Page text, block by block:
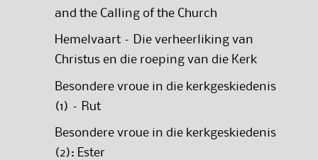
and the Calling of the Church
Hemelvaart – Die verheerliking van
Christus en die roeping van die Kerk
Besondere vroue in die kerkgeskiedenis
(1) – Rut
Besondere vroue in die kerkgeskiedenis
(2): Ester